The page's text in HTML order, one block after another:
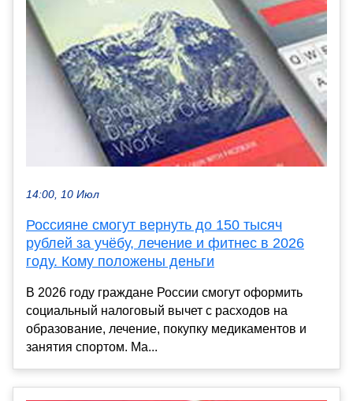
14:00, 10 Июл
Россияне смогут вернуть до 150 тысяч
рублей за учёбу, лечение и фитнес в 2026
году. Кому положены деньги
В 2026 году граждане России смогут оформить
социальный налоговый вычет с расходов на
образование, лечение, покупку медикаментов и
занятия спортом. Ма...